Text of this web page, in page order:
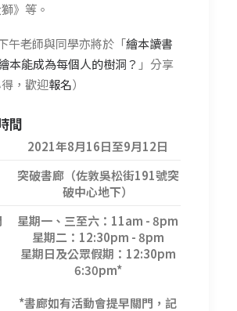
》等。
午老師與同學亦將於「繪本讀書
能成為每個人的樹洞？ 」分享
，歡迎報名）
間
2021年8月16日至9月12日
突破書廊（佐敦吳松街191號突
破中心地下）
星期一、三至六：11am - 8pm
星期二：12:30pm - 8pm
星期日及公眾假期：12:30pm
6:30pm*
*書廊如有活動會提早關門，記